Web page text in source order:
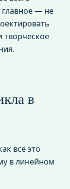
— не
творческое
в
всё это
в линейном